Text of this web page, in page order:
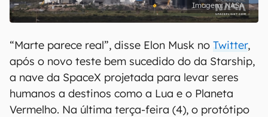
NASA
“Marte parece real”, disse Elon Musk no Twitter,
após o novo teste bem sucedido do da Starship,
a nave da SpaceX projetada para levar seres
humanos a destinos como a Lua e o Planeta
Vermelho. Na última terça-feira (4), o protótipo